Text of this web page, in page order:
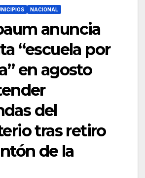
NACIONAL
anuncia
“escuela por
en agosto
del
tras retiro
de la